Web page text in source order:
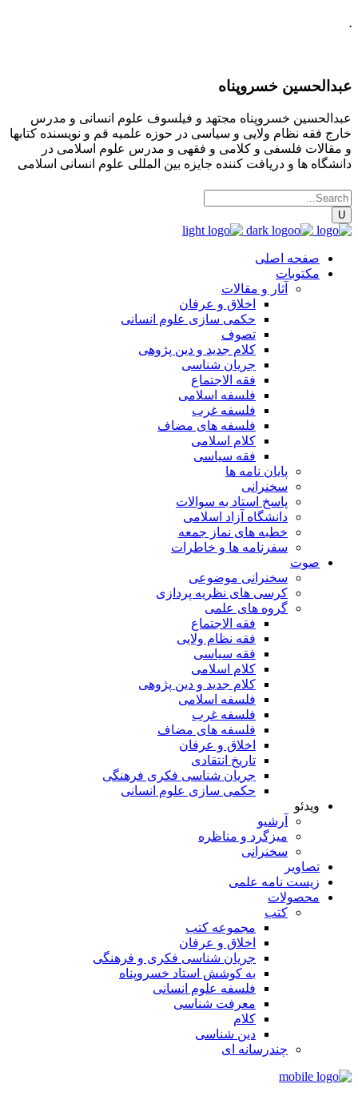
.
عبدالحسین خسروپناه
عبدالحسین خسروپناه مجتهد و فیلسوف علوم انسانی و مدرس
خارج فقه نظام ولایی و سیاسی در حوزه علمیه قم و نویسنده کتابها
و مقالات فلسفی و کلامی و فقهی و مدرس علوم اسلامی در
دانشگاه ها و دریافت کننده جایزه بین المللی علوم انسانی اسلامی
صفحه اصلی
مکتوبات
آثار و مقالات
اخلاق و عرفان
حکمی سازی علوم انسانی
تصوف
کلام جدید و دین پژوهی
جریان شناسی
فقه الاجتماع
فلسفه اسلامی
فلسفه غرب
فلسفه های مضاف
کلام اسلامی
فقه سیاسی
پایان نامه ها
سخنرانی
پاسخ استاد به سوالات
دانشگاه آزاد اسلامی
خطبه های نماز جمعه
سفرنامه ها و خاطرات
صوت
سخنرانی موضوعی
کرسی های نظریه پردازی
گروه های علمی
فقه الاجتماع
فقه نظام ولایی
فقه سیاسی
کلام اسلامی
کلام جدید و دین پژوهی
فلسفه اسلامی
فلسفه غرب
فلسفه های مضاف
اخلاق و عرفان
تاریخ انتقادی
جریان شناسی فکری فرهنگی
حکمی سازی علوم انسانی
ویدئو
آرشیو
میزگرد و مناظره
سخنرانی
تصاویر
زیست نامه علمی
محصولات
کتب
مجموعه کتب
اخلاق و عرفان
جریان شناسی فکری و فرهنگی
به کوشش استاد خسروپناه
فلسفه علوم انسانی
معرفت شناسی
کلام
دین شناسی
چندرسانه ای